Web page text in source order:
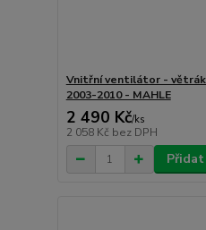
Vnitřní ventilátor - větrák
2003-2010 - MAHLE
2 490 Kč/ks
2 058 Kč bez DPH